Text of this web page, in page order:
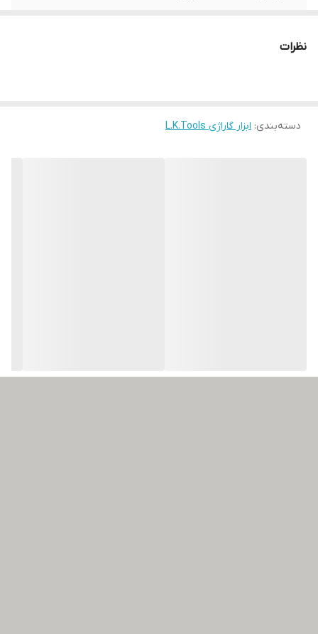
نظرات
دسته‌بندی: ابزار گاراژی L.K.Tools